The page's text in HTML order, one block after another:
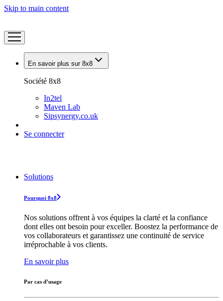
Skip to main content
En savoir plus sur 8x8
Société 8x8
In2tel
Maven Lab
Sipsynergy.co.uk
Se connecter
Solutions
Pourquoi 8x8
Nos solutions offrent à vos équipes la clarté et la confiance
dont elles ont besoin pour exceller. Boostez la performance de
vos collaborateurs et garantissez une continuité de service
irréprochable à vos clients.
En savoir plus
Par cas d’usage